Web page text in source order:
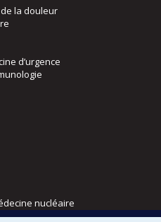
la douleur
d’urgence
nucléaire